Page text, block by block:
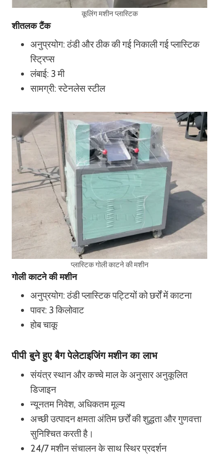
कूलिंग मशीन प्लास्टिक
शीतलक टैंक
अनुप्रयोग: ठंडी और ठीक की गई निकाली गई प्लास्टिक
स्ट्रिप्स
लंबाई: 3 मी
सामग्री: स्टेनलेस स्टील
प्लास्टिक गोली काटने की मशीन
गोली काटने की मशीन
अनुप्रयोग: ठंडी प्लास्टिक पट्टियों को छर्रों में काटना
पावर: 3 किलोवाट
होब चाकू
पीपी बुने हुए बैग पेलेटाइजिंग मशीन का लाभ
संयंत्र स्थान और कच्चे माल के अनुसार अनुकूलित
डिजाइन
न्यूनतम निवेश, अधिकतम मूल्य
अच्छी उत्पादन क्षमता अंतिम छर्रों की शुद्धता और गुणवत्ता
सुनिश्चित करती है।
24/7 मशीन संचालन के साथ स्थिर प्रदर्शन